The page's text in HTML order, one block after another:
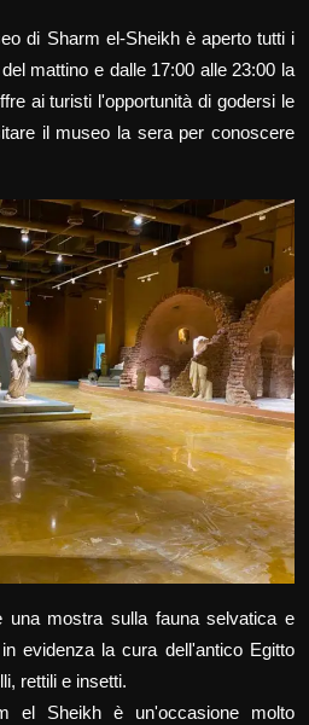
di Sharm el-Sheikh è aperto tutti i
mattino e dalle 17:00 alle 23:00 la
ai turisti l'opportunità di godersi le
il museo la sera per conoscere
una mostra sulla fauna selvatica e
evidenza la cura dell'antico Egitto
rettili e insetti.
el Sheikh è un'occasione molto